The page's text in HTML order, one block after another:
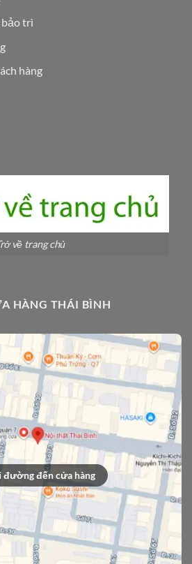
bảo trì
hàng
về trang chủ
HÀNG THÁI BÌNH
đường đến cửa hàng